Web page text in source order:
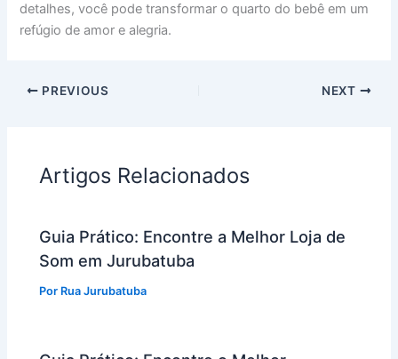
detalhes, você pode transformar o quarto do bebê em um
refúgio de amor e alegria.
PREVIOUS NEXT
Artigos Relacionados
Guia Prático: Encontre a Melhor Loja de
Som em Jurubatuba
Por Rua Jurubatuba